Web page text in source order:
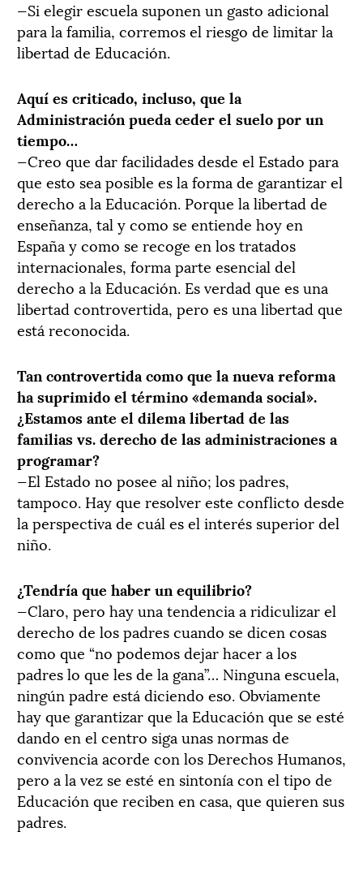
—Si elegir escuela suponen un gasto adicional
para la familia, corremos el riesgo de limitar la
libertad de Educación.
Aquí es criticado, incluso, que la
Administración pueda ceder el suelo por un
tiempo…
—Creo que dar facilidades desde el Estado para
que esto sea posible es la forma de garantizar el
derecho a la Educación. Porque la libertad de
enseñanza, tal y como se entiende hoy en
España y como se recoge en los tratados
internacionales, forma parte esencial del
derecho a la Educación. Es verdad que es una
libertad controvertida, pero es una libertad que
está reconocida.
Tan controvertida como que la nueva reforma
ha suprimido el término «demanda social».
¿Estamos ante el dilema libertad de las
familias vs. derecho de las administraciones a
programar?
—El Estado no posee al niño; los padres,
tampoco. Hay que resolver este conflicto desde
la perspectiva de cuál es el interés superior del
niño.
¿Tendría que haber un equilibrio?
—Claro, pero hay una tendencia a ridiculizar el
derecho de los padres cuando se dicen cosas
como que “no podemos dejar hacer a los
padres lo que les de la gana”… Ninguna escuela,
ningún padre está diciendo eso. Obviamente
hay que garantizar que la Educación que se esté
dando en el centro siga unas normas de
convivencia acorde con los Derechos Humanos,
pero a la vez se esté en sintonía con el tipo de
Educación que reciben en casa, que quieren sus
padres.